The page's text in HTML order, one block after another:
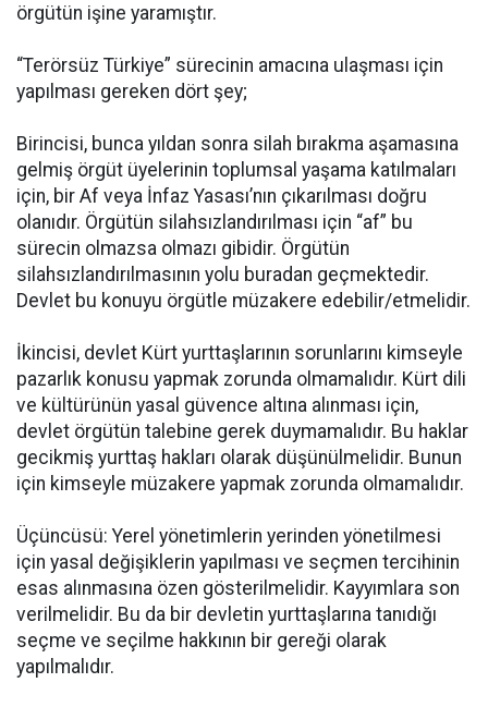
örgütün işine yaramıştır.
“Terörsüz Türkiye” sürecinin amacına ulaşması için
yapılması gereken dört şey;
Birincisi, bunca yıldan sonra silah bırakma aşamasına
gelmiş örgüt üyelerinin toplumsal yaşama katılmaları
için, bir Af veya İnfaz Yasası’nın çıkarılması doğru
olanıdır. Örgütün silahsızlandırılması için “af” bu
sürecin olmazsa olmazı gibidir. Örgütün
silahsızlandırılmasının yolu buradan geçmektedir.
Devlet bu konuyu örgütle müzakere edebilir/etmelidir.
İkincisi, devlet Kürt yurttaşlarının sorunlarını kimseyle
pazarlık konusu yapmak zorunda olmamalıdır. Kürt dili
ve kültürünün yasal güvence altına alınması için,
devlet örgütün talebine gerek duymamalıdır. Bu haklar
gecikmiş yurttaş hakları olarak düşünülmelidir. Bunun
için kimseyle müzakere yapmak zorunda olmamalıdır.
Üçüncüsü: Yerel yönetimlerin yerinden yönetilmesi
için yasal değişiklerin yapılması ve seçmen tercihinin
esas alınmasına özen gösterilmelidir. Kayyımlara son
verilmelidir. Bu da bir devletin yurttaşlarına tanıdığı
seçme ve seçilme hakkının bir gereği olarak
yapılmalıdır.